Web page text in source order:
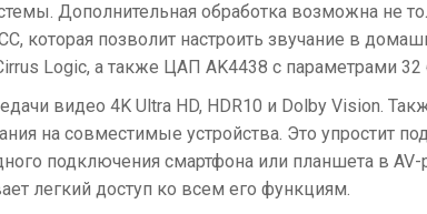
Дополнительная обработка возможна не
которая позволит настроить звучание в
Logic, а также ЦАП AK4438 с параметрами 32
видео 4K Ultra HD, HDR10 и Dolby Vision.
на совместимые устройства. Это упростит
подключения смартфона или планшета в
легкий доступ ко всем его функциям.